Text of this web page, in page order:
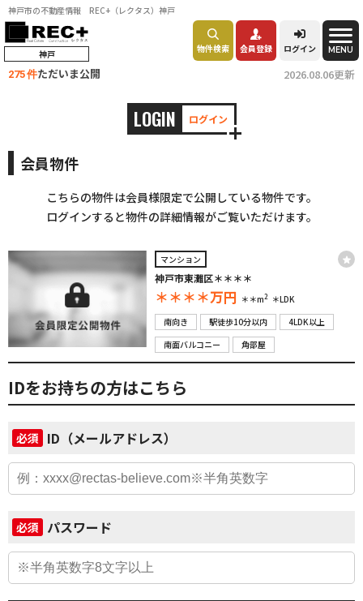
神戸市の不動産情報 REC+（レクタス）神戸
神戸 物件検索 会員登録 ログイン MENU
275 件ただいま公開 2026.08.06更新
LOGIN ログイン
会員物件
こちらの物件は会員様限定で公開している物件です。
ログインすると物件の詳細情報がご覧いただけます。
マンション
神戸市東灘区＊＊＊＊
＊＊＊＊万円 ＊＊m2 ＊LDK
南向き
駅徒歩10分以内
4LDK以上
南面バルコニー
角部屋
IDをお持ちの方はこちら
必須 ID（メールアドレス）
必須 パスワード